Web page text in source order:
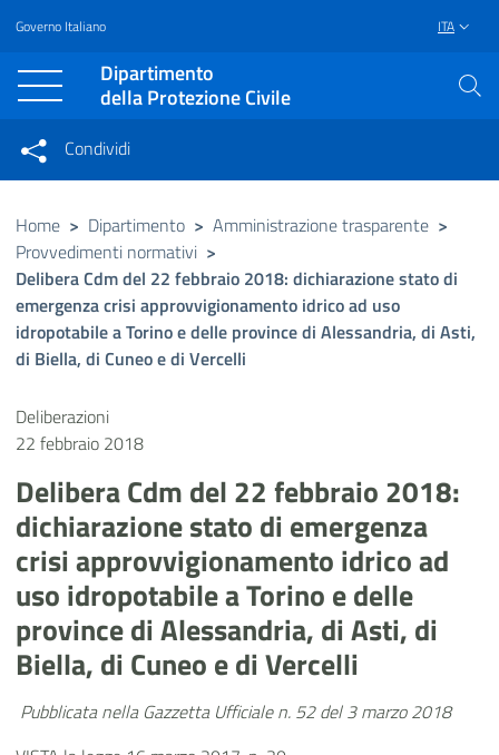
Vai al contenuto principale
Raggiungi il piè di pagina
Governo Italiano ITA
Dipartimento
della Protezione Civile
Condividi su Facebook
Condividi su Twitter
Condividi su LinkedIn
Condividi
Condividi sui social network
Home > Dipartimento > Amministrazione trasparente >
Provvedimenti normativi >
Delibera Cdm del 22 febbraio 2018: dichiarazione stato di
emergenza crisi approvvigionamento idrico ad uso
idropotabile a Torino e delle province di Alessandria, di Asti,
di Biella, di Cuneo e di Vercelli
Deliberazioni
22 febbraio 2018
Delibera Cdm del 22 febbraio 2018:
dichiarazione stato di emergenza
crisi approvvigionamento idrico ad
uso idropotabile a Torino e delle
province di Alessandria, di Asti, di
Biella, di Cuneo e di Vercelli
Pubblicata nella Gazzetta Ufficiale n. 52 del 3 marzo 2018